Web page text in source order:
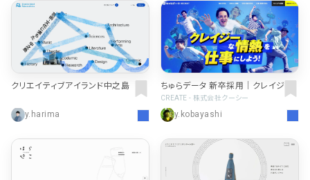
クリエイティブアイランド中之島
y.harima
ちゅらデータ 新卒採用｜クレイジー
な個性と、未来を創る
CREATE - 株式会社クーシー
y.kobayashi